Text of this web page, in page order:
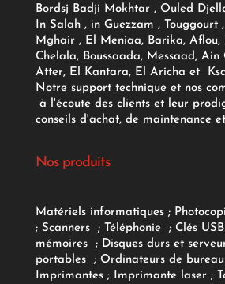
Bordsj Badji Mokhtar , Ouled
In Salah , in Guezzam , Touggourt
Mghair , El Meniaa, Barika, Aflou,
Chelala, Boussaada, Messaad, Ain
Atter, El Kantara, El Aricha et
Notre support technique et nos
à l'écoute des clients et leur
conseils d'achat, de maintenance
Nos produits
Matériels informatiques;
; Scanners ; Téléphonie ; Clés
mémoires
; Disques durs et
portables
; Ordinateurs de bureau
Imprimantes;Imprimante laser;